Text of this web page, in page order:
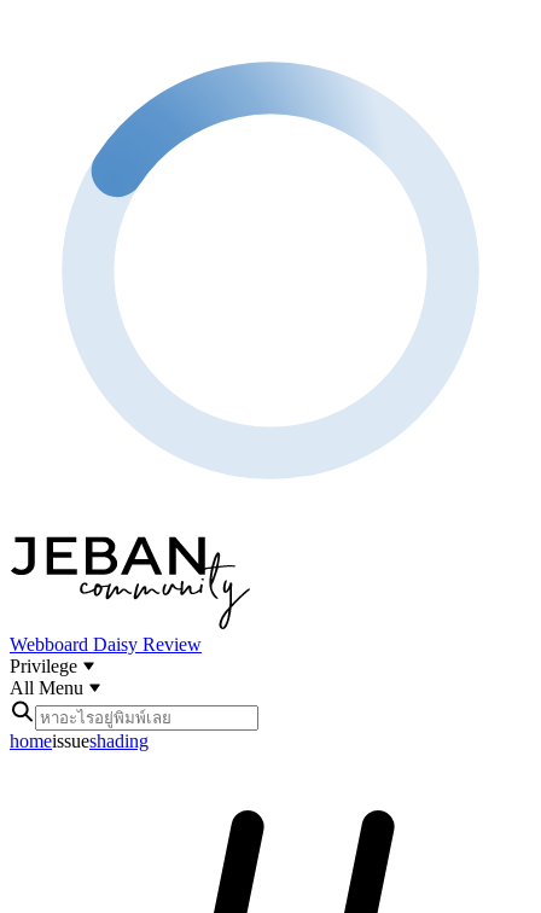
Webboard Daisy Review
Privilege
All Menu
homeissueshading